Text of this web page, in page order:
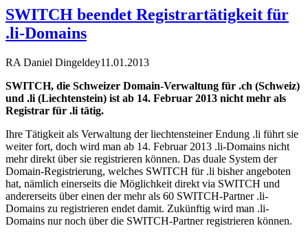
SWITCH beendet Registrartätigkeit für
.li-Domains
RA Daniel Dingeldey11.01.2013
SWITCH, die Schweizer Domain-Verwaltung für .ch (Schweiz)
und .li (Liechtenstein) ist ab 14. Februar 2013 nicht mehr als
Registrar für .li tätig.
Ihre Tätigkeit als Verwaltung der liechtensteiner Endung .li führt sie
weiter fort, doch wird man ab 14. Februar 2013 .li-Domains nicht
mehr direkt über sie registrieren können. Das duale System der
Domain-Registrierung, welches SWITCH für .li bisher angeboten
hat, nämlich einerseits die Möglichkeit direkt via SWITCH und
andererseits über einen der mehr als 60 SWITCH-Partner .li-
Domains zu registrieren endet damit. Zukünftig wird man .li-
Domains nur noch über die SWITCH-Partner registrieren können.